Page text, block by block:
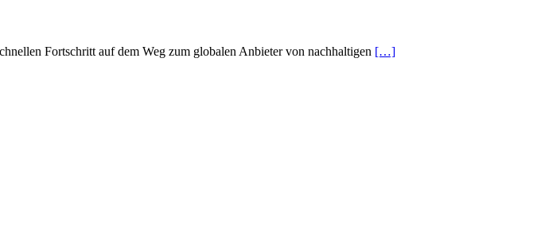
Fortschritt auf dem Weg zum globalen Anbieter von nachhaltigen […]